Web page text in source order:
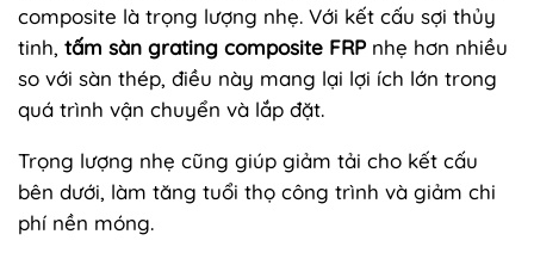
composite là trọng lượng nhẹ. Với kết cấu sợi thủy
tinh, tấm sàn grating composite FRPnhẹ hơn nhiều
so với sàn thép, điều này mang lại lợi ích lớn trong
quá trình vận chuyển và lắp đặt.
Trọng lượng nhẹ cũng giúp giảm tải cho kết cấu
bên dưới, làm tăng tuổi thọ công trình và giảm chi
phí nền móng.